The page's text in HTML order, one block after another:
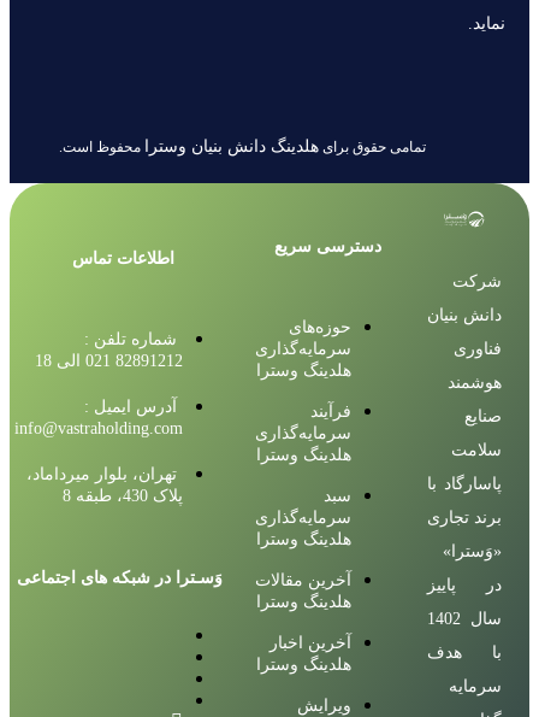
نماید.
تمامی حقوق برایهلدینگ دانش بنیان وسترا محفوظ است.
شرکت
دانش بنیان
فناوری
هوشمند
صنایع
سلامت
پاسارگاد با
برند تجاری
«وَسترا»
در پاییز
سال 1402
با هدف
سرمایه
دسترسی سریع
حوزه‌های
سرمایه‌گذاری
هلدینگ وسترا
فرآیند
سرمایه‌گذاری
هلدینگ وسترا
سبد
سرمایه‌گذاری
هلدینگ وسترا
آخرین مقالات
هلدینگ وسترا
آخرین اخبار
هلدینگ وسترا
ویرایش
اطلاعات تماس
شماره تلفن :
82891212 021 الی 18
آدرس ایمیل :
info@vastraholding.com
تهران، بلوار میرداماد،
پلاک 430، طبقه 8
وَسـترا در شبکه های اجتماعی